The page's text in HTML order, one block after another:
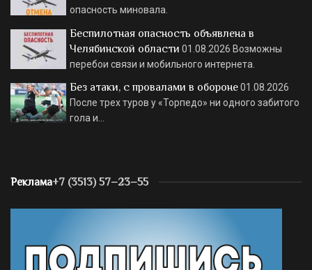
опасность миновала.
Беспилотная опасность объявлена в
Челябинской области 01.08.2026 Возможны
перебои связи и мобильного интернета.
Без атаки, с провалами в обороне01.08.2026
После трех туров у «Торпедо» ни одного забитого
гола и…
Реклама+7 (3513) 57–23–55